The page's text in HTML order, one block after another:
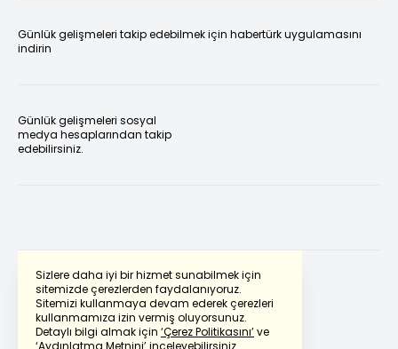
Sizlere daha iyi bir hizmet sunabilmek için
sitemizde çerezlerden faydalanıyoruz.
Sitemizi kullanmaya devam ederek çerezleri
kullanmamıza izin vermiş oluyorsunuz.
Detaylı bilgi almak için ‘Çerez Politikasını’ve
‘Aydınlatma Metnini’inceleyebilirsiniz.
Günlük gelişmeleri takip edebilmek için habertürk uygulamasını
indirin
Günlük gelişmeleri sosyal
medya hesaplarından takip
edebilirsiniz.
Powered by Translate